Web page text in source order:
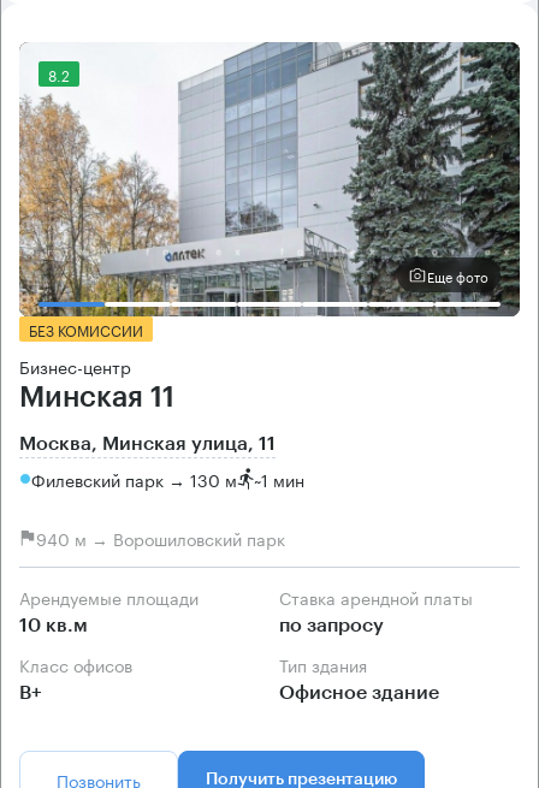
8.2
Еще фото
БЕЗ КОМИССИИ
Бизнес-центр
Минская 11
Москва, Минская улица, 11
Филевский парк → 130 м ~1 мин
940 м → Ворошиловский парк
Арендуемые площади
10 кв.м
Ставка арендной платы
по запросу
Класс офисов
B+
Тип здания
Офисное здание
Позвонить Получить презентацию